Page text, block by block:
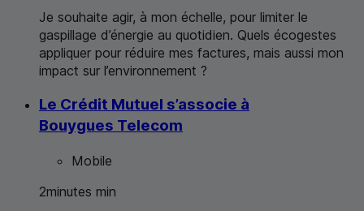
Je souhaite agir, à mon échelle, pour limiter le
gaspillage d’énergie au quotidien. Quels écogestes
appliquer pour réduire mes factures, mais aussi mon
impact sur l’environnement ?
Le Crédit Mutuel s’associe à
Bouygues Telecom
Mobile
2minutes min